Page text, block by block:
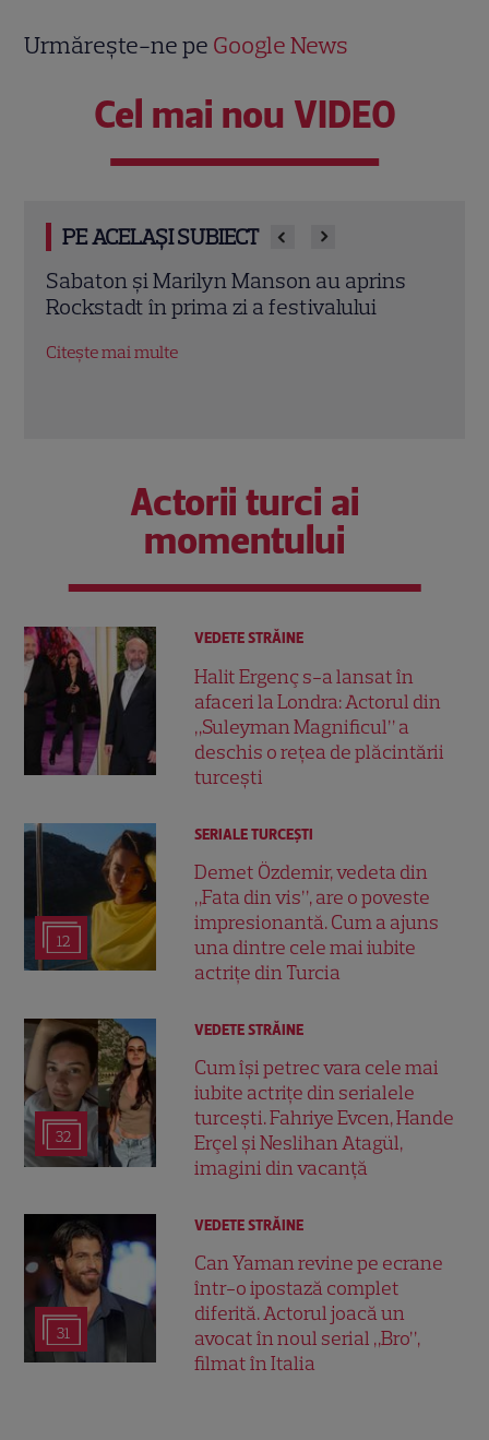
Urmărește-ne pe Google News
Cel mai nou VIDEO
PE ACELAȘI SUBIECT
De ce să citești “Soți și amanți”? O
poveste despre iubiri imposibile și
Actorii turci ai
momentului
VEDETE STRĂINE
Halit Ergenç s-a lansat în
afaceri la Londra: Actorul din
„Suleyman Magnificul” a
deschis o rețea de plăcintării
turcești
12
SERIALE TURCEŞTI
Demet Özdemir, vedeta din
„Fata din vis”, are o poveste
impresionantă. Cum a ajuns
una dintre cele mai iubite
actrițe din Turcia
32
VEDETE STRĂINE
Cum își petrec vara cele mai
iubite actrițe din serialele
turcești. Fahriye Evcen, Hande
Erçel și Neslihan Atagül,
imagini din vacanță
31
VEDETE STRĂINE
Can Yaman revine pe ecrane
într-o ipostază complet
diferită. Actorul joacă un
avocat în noul serial „Bro”,
filmat în Italia